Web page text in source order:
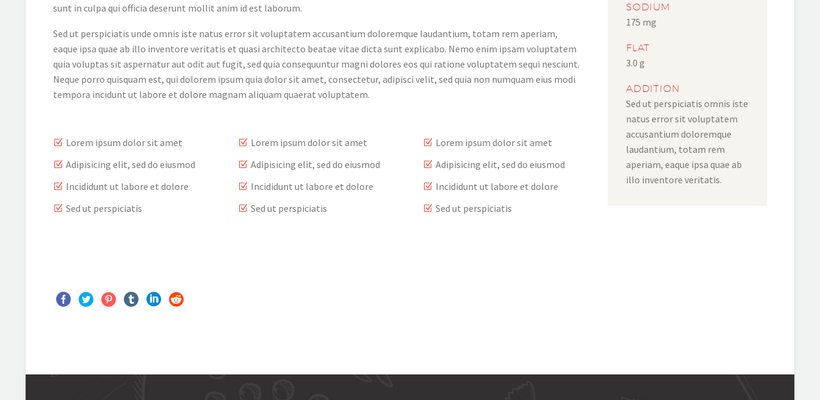
sunt in culpa qui officia deserunt mollit anim id est laborum.
Sed ut perspiciatis unde omnis iste natus error sit voluptatem accusantium doloremque laudantium, totam rem aperiam,
eaque ipsa quae ab illo inventore veritatis et quasi architecto beatae vitae dicta sunt explicabo. Nemo enim ipsam voluptatem
quia voluptas sit aspernatur aut odit aut fugit, sed quia consequuntur magni dolores eos qui ratione voluptatem sequi nesciunt.
Neque porro quisquam est, qui dolorem ipsum quia dolor sit amet, consectetur, adipisci velit, sed quia non numquam eius modi
tempora incidunt ut labore et dolore magnam aliquam quaerat voluptatem.
Lorem ipsum dolor sit amet
Adipisicing elit, sed do eiusmod
Incididunt ut labore et dolore
Sed ut perspiciatis
Lorem ipsum dolor sit amet
Adipisicing elit, sed do eiusmod
Incididunt ut labore et dolore
Sed ut perspiciatis
Lorem ipsum dolor sit amet
Adipisicing elit, sed do eiusmod
Incididunt ut labore et dolore
Sed ut perspiciatis
SODIUM
175 mg
FLAT
3.0 g
ADDITION
Sed ut perspiciatis omnis iste
natus error sit voluptatem
accusantium doloremque
laudantium, totam rem
aperiam, eaque ipsa quae ab
illo inventore veritatis.